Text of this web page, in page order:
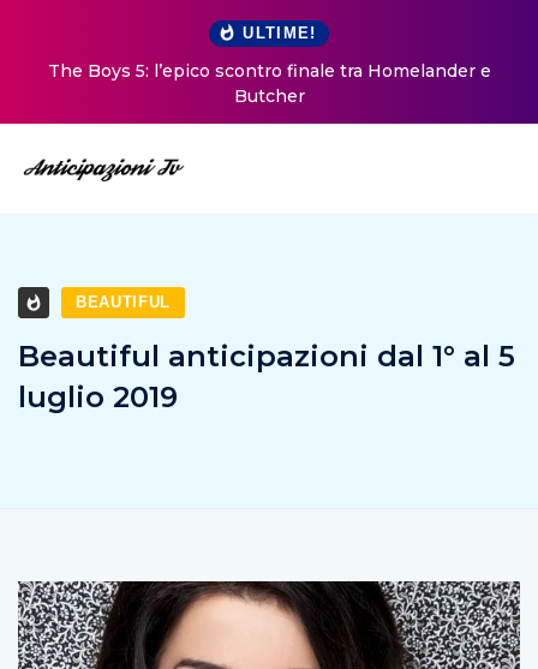
ULTIME!
The Boys 5: l’epico scontro finale tra Homelander e
Butcher
BEAUTIFUL
Beautiful anticipazioni dal 1° al 5
luglio 2019